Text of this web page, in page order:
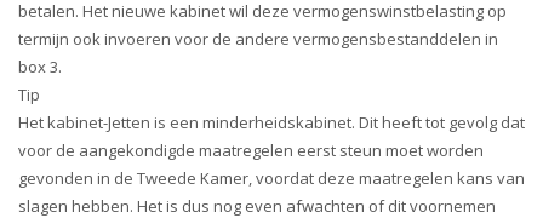
betalen. Het nieuwe kabinet wil deze vermogenswinstbelasting op
termijn ook invoeren voor de andere vermogensbestanddelen in
box 3.
Tip
Het kabinet-Jetten is een minderheidskabinet. Dit heeft tot gevolg dat
voor de aangekondigde maatregelen eerst steun moet worden
gevonden in de Tweede Kamer, voordat deze maatregelen kans van
slagen hebben. Het is dus nog even afwachten of dit voornemen